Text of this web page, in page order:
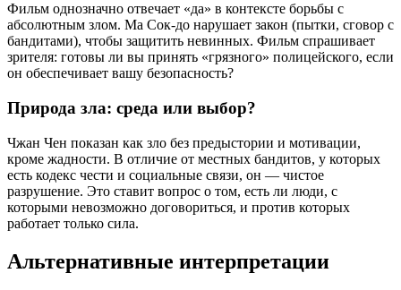
Фильм однозначно отвечает «да» в контексте борьбы с
абсолютным злом. Ма Сок-до нарушает закон (пытки, сговор с
бандитами), чтобы защитить невинных. Фильм спрашивает
зрителя: готовы ли вы принять «грязного» полицейского, если
он обеспечивает вашу безопасность?
Природа зла: среда или выбор?
Чжан Чен показан как зло без предыстории и мотивации,
кроме жадности. В отличие от местных бандитов, у которых
есть кодекс чести и социальные связи, он — чистое
разрушение. Это ставит вопрос о том, есть ли люди, с
которыми невозможно договориться, и против которых
работает только сила.
Альтернативные интерпретации